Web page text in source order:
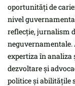
oportunități de
nivel
reflecție, jurnalism
neguvernamentale.
expertiza în analiza
dezvoltare și
politice și abilitățile